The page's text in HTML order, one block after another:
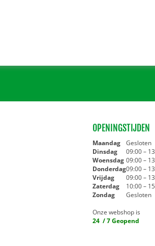
OPENINGSTIJDEN
Maandag
Gesloten
Dinsdag
09:00 –
Woensdag 09:00 –
Donderdag09:00 –
Vrijdag
09:00 –
Zaterdag
10:00 –
Zondag
Gesloten
Onze webshop is
24 / 7 Geopend